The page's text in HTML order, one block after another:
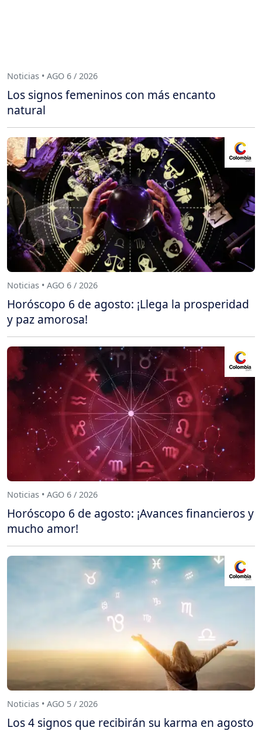
Noticias • AGO 6 / 2026
Los signos femeninos con más encanto
natural
Noticias • AGO 6 / 2026
Horóscopo 6 de agosto: ¡Llega la prosperidad
y paz amorosa!
Noticias • AGO 6 / 2026
Horóscopo 6 de agosto: ¡Avances financieros y
mucho amor!
Noticias • AGO 5 / 2026
Los 4 signos que recibirán su karma en agosto